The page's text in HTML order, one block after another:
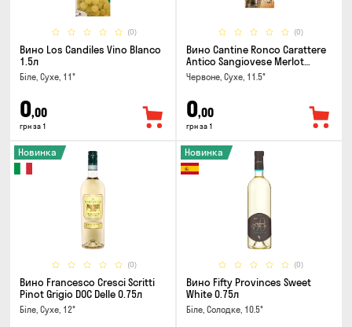
(0)
Вино Los Candiles Vino Blanco
1.5л
Біле, Сухе, 11°
0,00
грн за 1
(0)
Вино Cantine Ronco Carattere
Antico Sangiovese Merlot
Rubicone IGT 0.25л
Червоне, Сухе, 11.5°
0,00
грн за 1
(0)
Новинка
Вино Francesco Cresci Scritti
Pinot Grigio DOC Delle 0.75л
Біле, Сухе, 12°
(0)
Новинка
Вино Fifty Provinces Sweet
White 0.75л
Біле, Солодке, 10.5°